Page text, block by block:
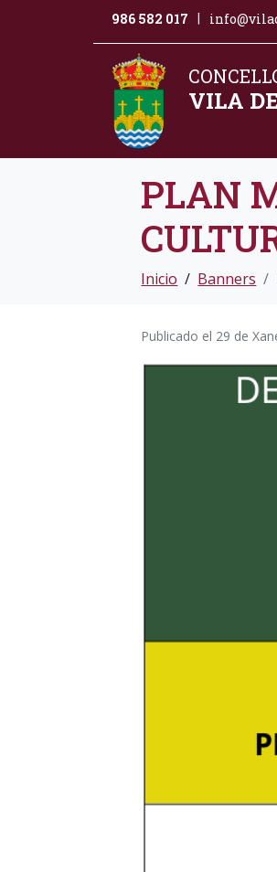
986 582 017
VILA
PLAN
Inicio Banners
Publicado el 29 de